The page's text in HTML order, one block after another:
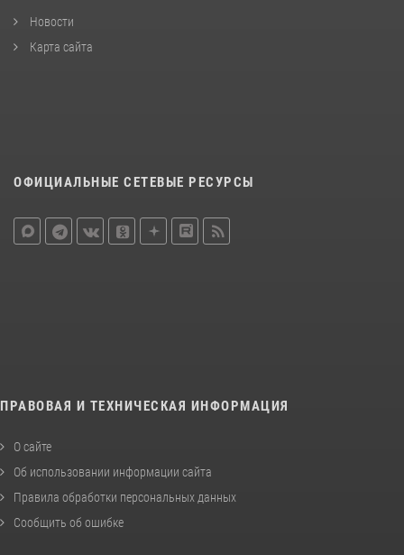
Новости
Карта сайта
ОФИЦИАЛЬНЫЕ СЕТЕВЫЕ РЕСУРСЫ
ПРАВОВАЯ И ТЕХНИЧЕСКАЯ ИНФОРМАЦИЯ
О сайте
Об использовании информации сайта
Правила обработки персональных данных
Сообщить об ошибке